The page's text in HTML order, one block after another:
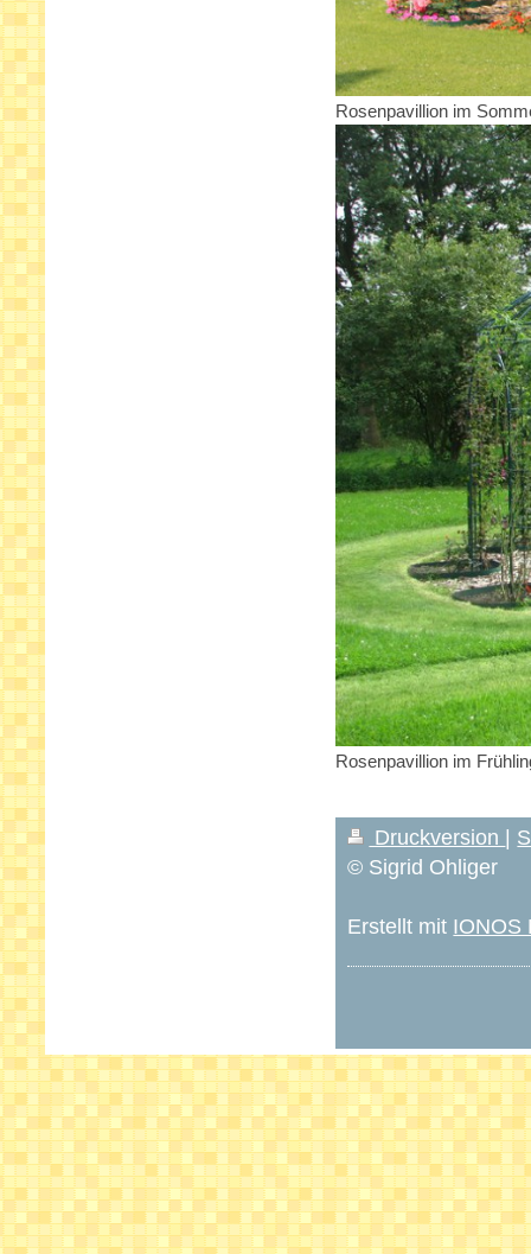
Rosenpavillion im
Rosenpavillion im
Druckversion
© Sigrid Ohliger
Erstellt mit IONOS